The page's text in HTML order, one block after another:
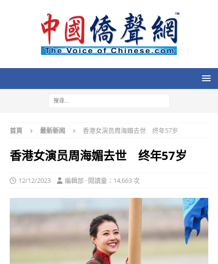
首頁 最新新闻 香港女演员周海媚去世 终年57岁
香港女演员周海媚去世 终年57岁
12/12/2023 編輯部 · 閱讀量：14,663 次